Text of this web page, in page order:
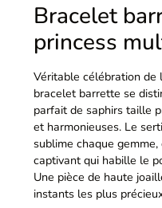
Bracelet
princess
Véritable célébration de
bracelet barrette se
parfait de saphirs taille
et harmonieuses. Le
sublime chaque
captivant qui habille le
Une pièce de haute
instants les plus